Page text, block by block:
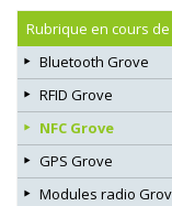
Rubrique en cours
Bluetooth Grove
RFID Grove
NFC Grove
GPS Grove
Modules radio